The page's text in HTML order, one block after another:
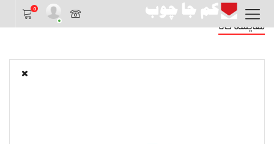
0
مقایسه کالا